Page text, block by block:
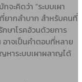
ะคิดว่า “ระบบเผา
ยากลำบาก สำหรับคนที่
ษาโรคอ้วนด้วยการ
าจเป็นคำตอบที่หลาย
หาระบบเผาผลาญได้